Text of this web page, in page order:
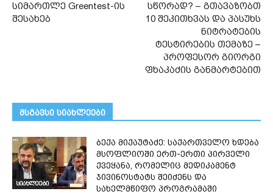
სიმართლე Greentest-ის
შესახებ
სწორად? – გთავაზობთ
10 შეკითხვას და პასუხს
ნიტრატების
ტესტირების თემაზე –
პროფესორ გიორგი
ფხაკაძის განმარტებით
მსგავსი სიახლეები
სიახლეები
ბექა მიქაუტაძე: საქართველო ხდება
მსოფლიოში ერთ-ერთი პირველი
ქვეყანა, რომელიც მედიკამენტ
ჯივინოსტატს შეიძენს და
სახელმწიფო პროგრამაში